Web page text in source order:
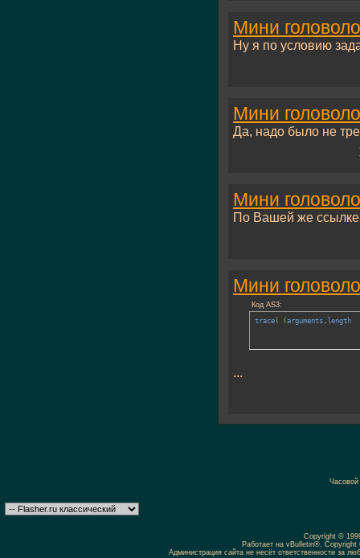
Мини
Ну я по условию
Мини
Да, надо было не
Мини
По Вашей же
Мини
Код AS3:
trace ( (arguments . length
...
Copyright ©
Работает на vBulletin®.
Администрация сайта не несёт ответственности за